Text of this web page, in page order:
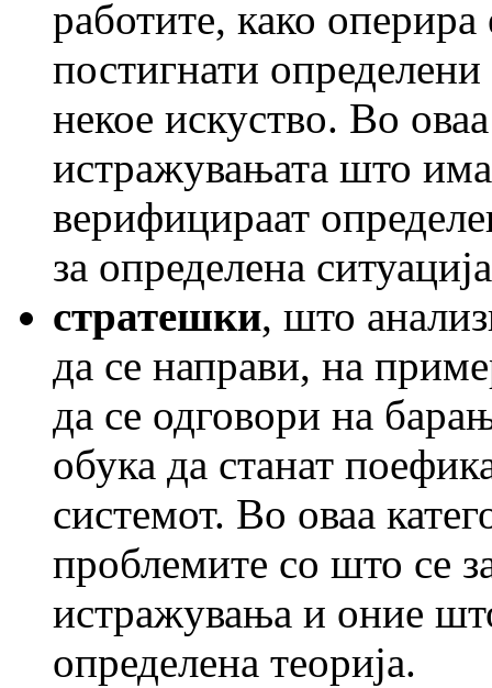
работите, како оперира
постигнати
некое искуство. Во
истражувањата што
верифицираат
за определена
стратешки, што
да се направи, на
да се одговори на
обука да станат
системот. Во оваа
проблемите со што се
истражувања и оние
определена теорија.